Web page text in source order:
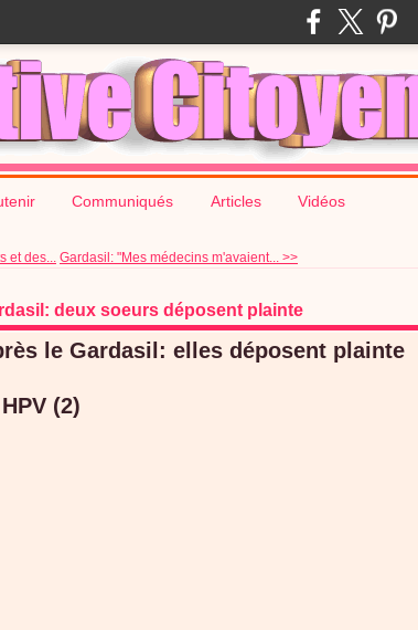
Communiqués Articles Vidéos
et des... Gardasil: "Mes médecins m'avaient... >>
deux soeurs déposent plainte
le Gardasil: elles déposent plainte